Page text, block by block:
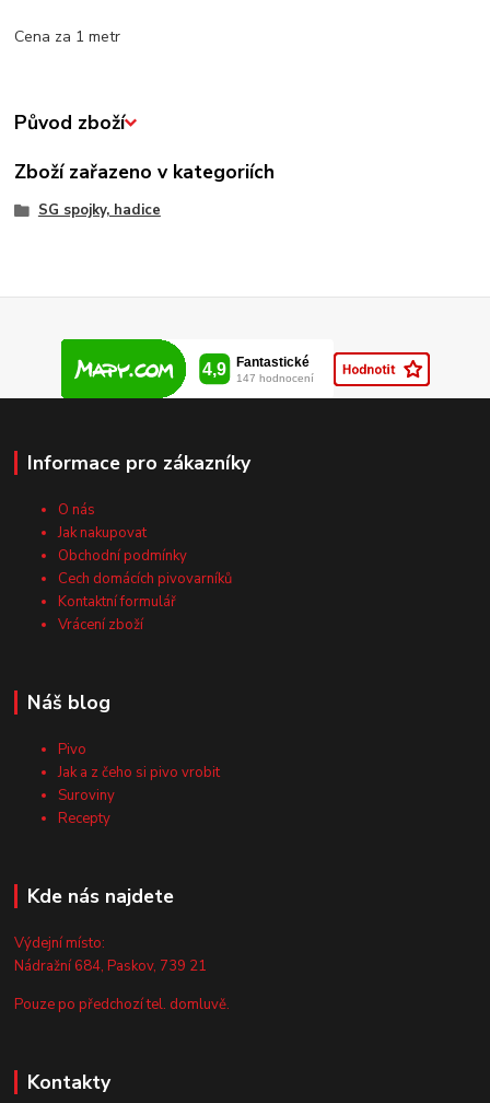
Cena za 1 metr
Původ zboží
Zboží zařazeno v kategoriích
SG spojky, hadice
Informace pro zákazníky
O nás
Jak nakupovat
Obchodní podmínky
Cech domácích pivovarníků
Kontaktní formulář
Vrácení zboží
Náš blog
Pivo
Jak a z čeho si pivo vrobit
Suroviny
Recepty
Kde nás najdete
Výdejní místo:
Nádražní 684, Paskov, 739 21
Pouze po předchozí tel. domluvě.
Kontakty